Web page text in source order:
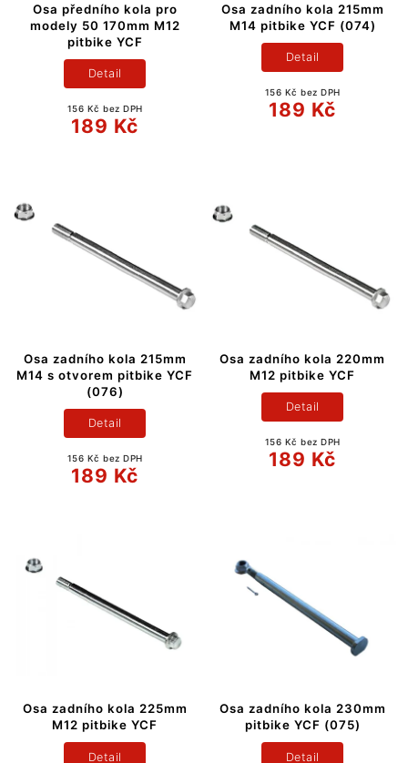
Osa předního kola pro
modely 50 170mm M12
pitbike YCF
156 Kč bez DPH
189 Kč
Detail
Osa zadního kola 215mm
M14 pitbike YCF (074)
156 Kč bez DPH
189 Kč
Detail
Osa zadního kola 215mm
M14 s otvorem pitbike YCF
(076)
156 Kč bez DPH
189 Kč
Detail
Osa zadního kola 220mm
M12 pitbike YCF
156 Kč bez DPH
189 Kč
Detail
Osa zadního kola 225mm
M12 pitbike YCF
Detail
Osa zadního kola 230mm
pitbike YCF (075)
Detail